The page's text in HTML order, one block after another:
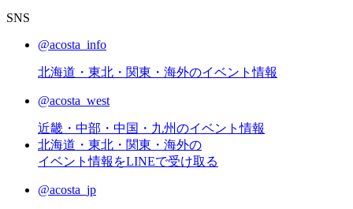
SNS
@acosta_info
北海道・東北・関東・海外のイベント情報
@acosta_west
近畿・中部・中国・九州のイベント情報
北海道・東北・関東・海外の
イベント情報をLINEで受け取る
@acosta_jp